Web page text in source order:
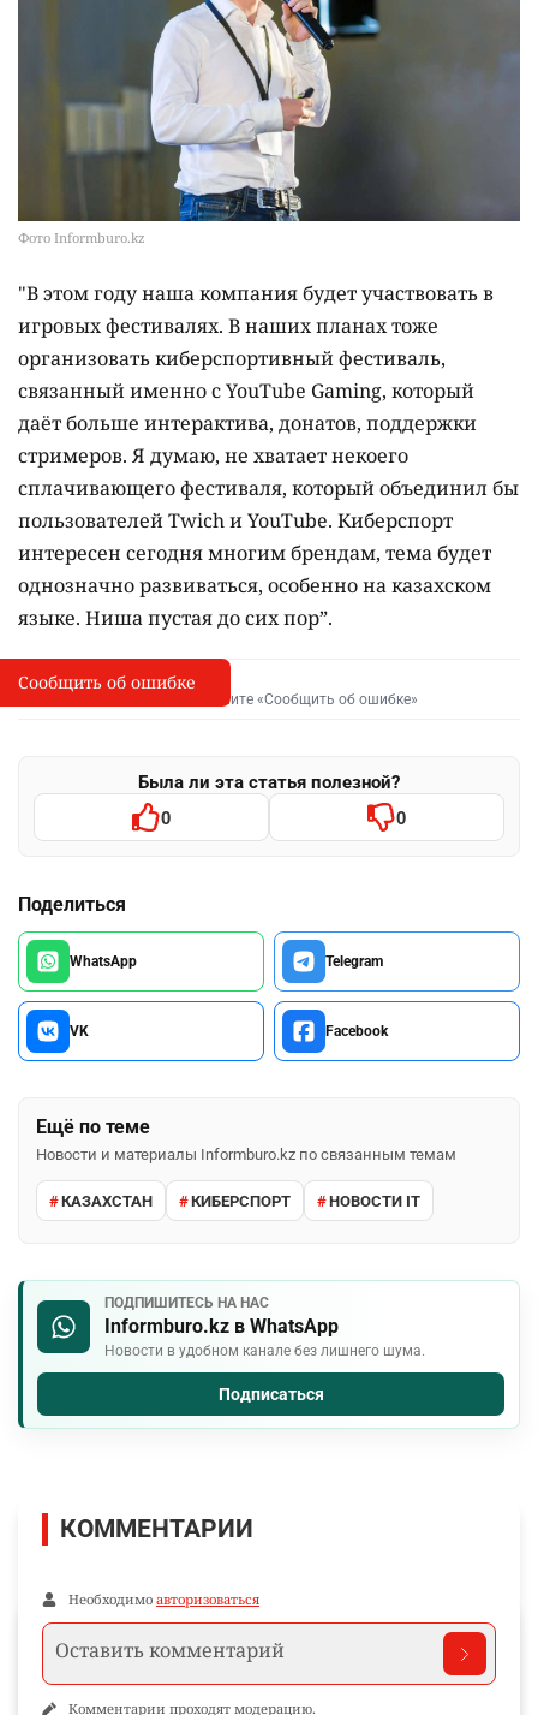
Фото Informburo.kz
"В этом году наша компания будет участвовать в
игровых фестивалях. В наших планах тоже
организовать киберспортивный фестиваль,
связанный именно с YouTube Gaming, который
даёт больше интерактива, донатов, поддержки
стримеров. Я думаю, не хватает некоего
сплачивающего фестиваля, который объединил бы
пользователей Twich и YouTube. Киберспорт
интересен сегодня многим брендам, тема будет
однозначно развиваться, особенно на казахском
языке. Ниша пустая до сих пор”.
I
Сообщить об опечатке
Выделите фрагмент и нажмите «Сообщить об ошибке»
Была ли эта статья полезной?
0 0
Поделиться
WhatsApp Telegram
VK Facebook
Ещё по теме
Новости и материалы Informburo.kz по связанным темам
КАЗАХСТАН КИБЕРСПОРТ НОВОСТИ IT
ПОДПИШИТЕСЬ НА НАС
Informburo.kz в WhatsApp
Новости в удобном канале без лишнего шума.
Подписаться
Сообщить об ошибке
КОММЕНТАРИИ
Необходимо авторизоваться
Комментарии проходят модерацию.